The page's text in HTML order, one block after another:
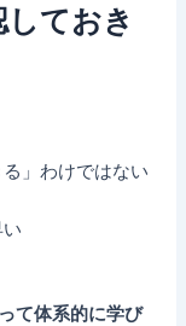
ておき
」わけではない
て体系的に学び